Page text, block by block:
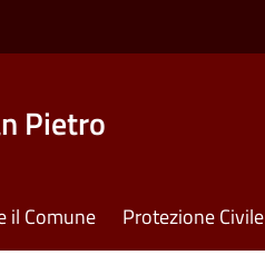
Pietro
il Comune Protezione Civile